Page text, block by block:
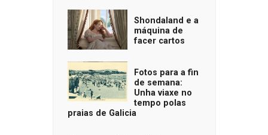
Shondaland e a
máquina de
facer cartos
Fotos para a fin
de semana:
Unha viaxe no
tempo polas
praias de Galicia